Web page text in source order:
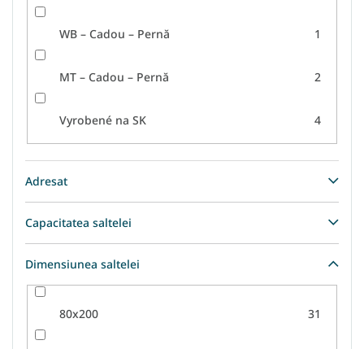
WB – Cadou – Pernă 1
MT – Cadou – Pernă 2
Vyrobené na SK 4
Adresat
Capacitatea saltelei
Dimensiunea saltelei
80x200 31